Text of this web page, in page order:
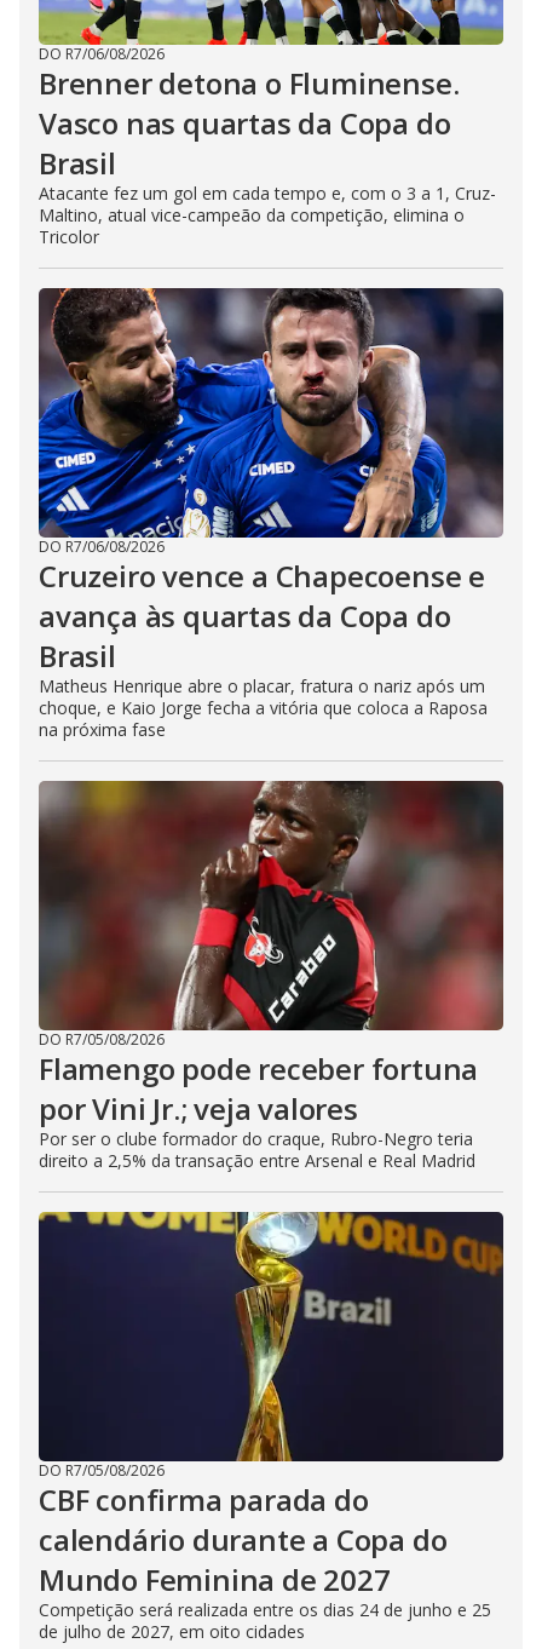
DO R7/06/08/2026
Brenner detona o Fluminense.
Vasco nas quartas da Copa do
Brasil
Atacante fez um gol em cada tempo e, com o 3 a 1, Cruz-
Maltino, atual vice-campeão da competição, elimina o
Tricolor
DO R7/06/08/2026
Cruzeiro vence a Chapecoense e
avança às quartas da Copa do
Brasil
Matheus Henrique abre o placar, fratura o nariz após um
choque, e Kaio Jorge fecha a vitória que coloca a Raposa
na próxima fase
DO R7/05/08/2026
Flamengo pode receber fortuna
por Vini Jr.; veja valores
Por ser o clube formador do craque, Rubro-Negro teria
direito a 2,5% da transação entre Arsenal e Real Madrid
DO R7/05/08/2026
CBF confirma parada do
calendário durante a Copa do
Mundo Feminina de 2027
Competição será realizada entre os dias 24 de junho e 25
de julho de 2027, em oito cidades